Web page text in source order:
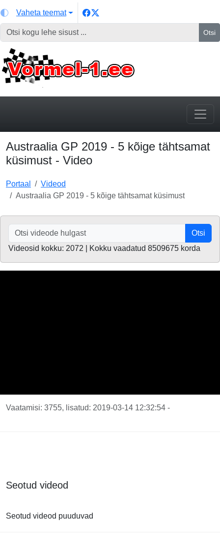
Vaheta teemat
Otsi
Austraalia GP 2019 - 5 kõige tähtsamat
küsimust - Video
Portaal
Videod
Austraalia GP 2019 - 5 kõige tähtsamat küsimust
Otsi
Videosid kokku: 2072 | Kokku vaadatud 8509675 korda
Vaatamisi: 3755, lisatud: 2019-03-14 12:32:54 -
Seotud videod
Seotud videod puuduvad